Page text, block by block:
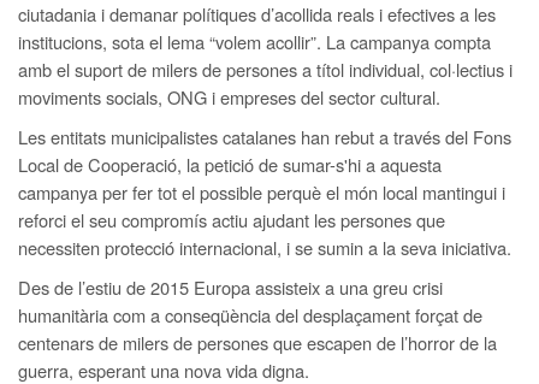
ciutadania i demanar polítiques d’acollida reals i efectives a les
institucions, sota el lema “volem acollir”. La campanya compta
amb el suport de milers de persones a títol individual, col·lectius i
moviments socials, ONG i empreses del sector cultural.
Les entitats municipalistes catalanes han rebut a través del Fons
Local de Cooperació, la petició de sumar-s'hi a aquesta
campanya per fer tot el possible perquè el món local mantingui i
reforci el seu compromís actiu ajudant les persones que
necessiten protecció internacional, i se sumin a la seva iniciativa.
Des de l’estiu de 2015 Europa assisteix a una greu crisi
humanitària com a conseqüència del desplaçament forçat de
centenars de milers de persones que escapen de l’horror de la
guerra, esperant una nova vida digna.